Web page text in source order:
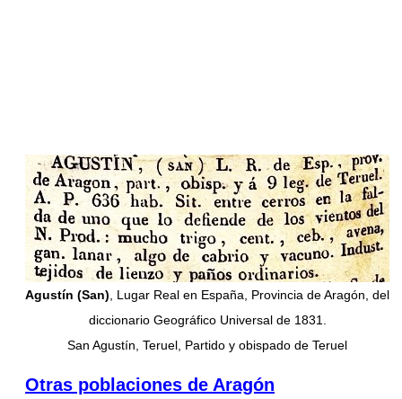
Agustín (San) , Lugar Real en España, Provincia de Aragón, del
diccionario Geográfico Universal de 1831.
San Agustín, Teruel, Partido y obispado de Teruel
Otras poblaciones de Aragón